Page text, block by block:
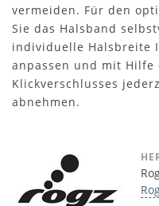
vermeiden. Für den
Sie das Halsband
individuelle Halsbreite
anpassen und mit Hilfe
Klickverschlusses
abnehmen.